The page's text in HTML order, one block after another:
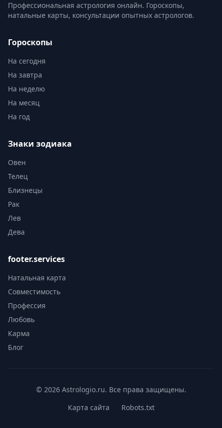
Профессиональная астрология онлайн. Гороскопы,
натальные карты, консультации опытных астрологов.
Гороскопы
На сегодня
На завтра
На неделю
На месяц
На год
Знаки зодиака
Овен
Телец
Близнецы
Рак
Лев
Дева
footer.services
Натальная карта
Совместимость
Профессия
Любовь
Карма
Блог
© 2026 Astrologio.ru. Все права защищены.
Карта сайта
Robots.txt